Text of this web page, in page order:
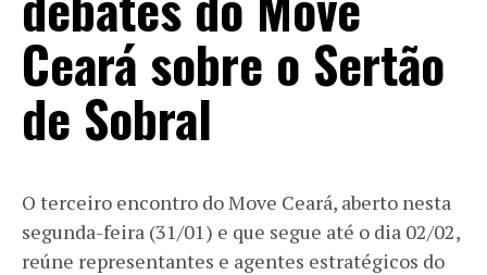
Ceará sobre o Sertão
de Sobral
O terceiro encontro do Move Ceará, aberto nesta
segunda-feira (31/01) e que segue até o dia 02/02,
reúne representantes e agentes estratégicos do